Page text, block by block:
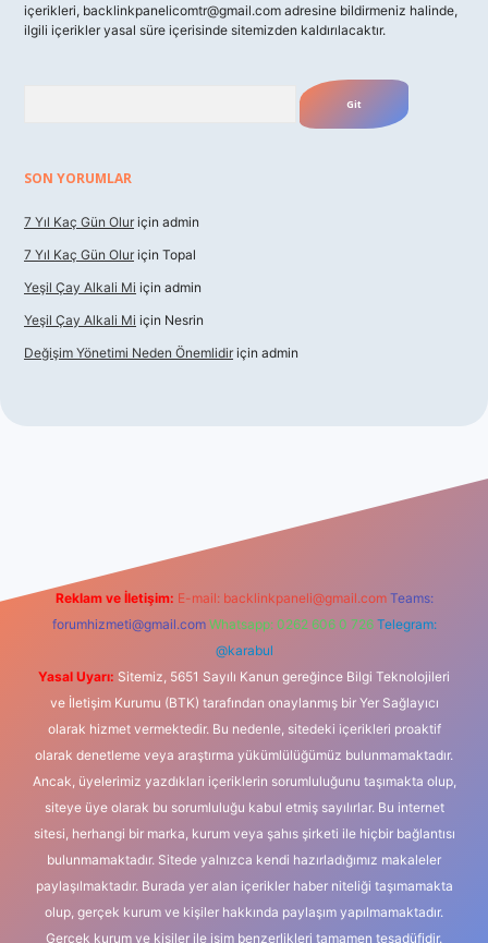
içerikleri, backlinkpanelicomtr@gmail.com adresine bildirmeniz halinde,
ilgili içerikler yasal süre içerisinde sitemizden kaldırılacaktır.
SON YORUMLAR
7 Yıl Kaç Gün Olur için admin
7 Yıl Kaç Gün Olur için Topal
Yeşil Çay Alkali Mi için admin
Yeşil Çay Alkali Mi için Nesrin
Değişim Yönetimi Neden Önemlidir için admin
Reklam ve İletişim: E-mail: backlinkpaneli@gmail.com Teams:
forumhizmeti@gmail.com Whatsapp: 0262 606 0 726 Telegram:
@karabul
Yasal Uyarı: Sitemiz, 5651 Sayılı Kanun gereğince Bilgi Teknolojileri
ve İletişim Kurumu (BTK) tarafından onaylanmış bir Yer Sağlayıcı
olarak hizmet vermektedir. Bu nedenle, sitedeki içerikleri proaktif
olarak denetleme veya araştırma yükümlülüğümüz bulunmamaktadır.
Ancak, üyelerimiz yazdıkları içeriklerin sorumluluğunu taşımakta olup,
siteye üye olarak bu sorumluluğu kabul etmiş sayılırlar. Bu internet
sitesi, herhangi bir marka, kurum veya şahıs şirketi ile hiçbir bağlantısı
bulunmamaktadır. Sitede yalnızca kendi hazırladığımız makaleler
paylaşılmaktadır. Burada yer alan içerikler haber niteliği taşımamakta
olup, gerçek kurum ve kişiler hakkında paylaşım yapılmamaktadır.
Gerçek kurum ve kişiler ile isim benzerlikleri tamamen tesadüfidir.